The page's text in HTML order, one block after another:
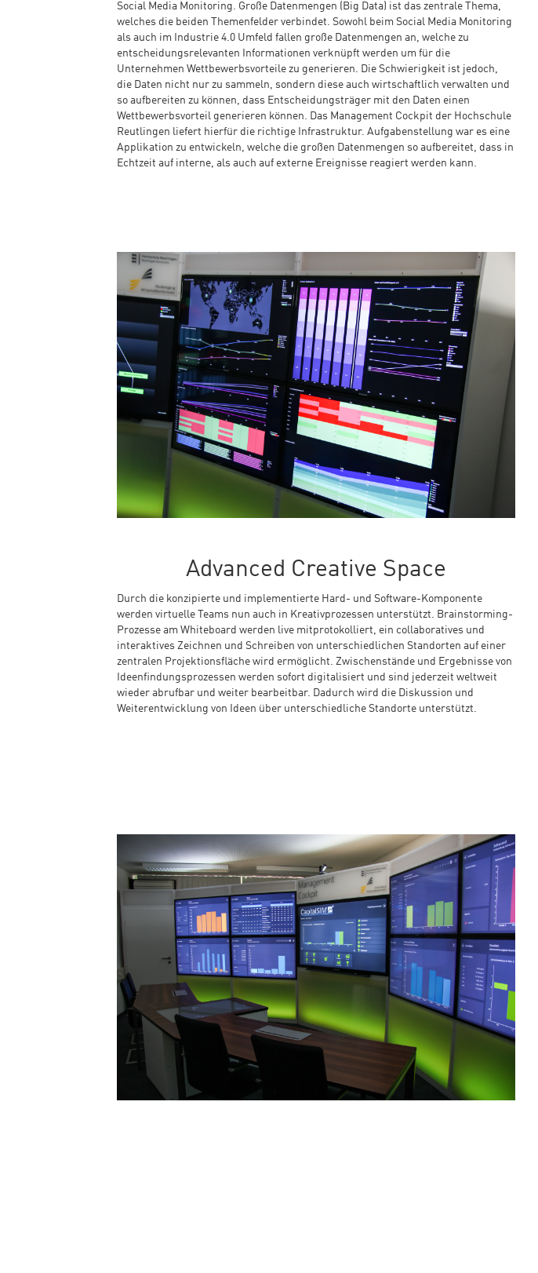
Social Media Monitoring. Große Datenmengen (Big Data) ist das zentrale Thema,
welches die beiden Themenfelder verbindet. Sowohl beim Social Media Monitoring
als auch im Industrie 4.0 Umfeld fallen große Datenmengen an, welche zu
entscheidungsrelevanten Informationen verknüpft werden um für die
Unternehmen Wettbewerbsvorteile zu generieren. Die Schwierigkeit ist jedoch,
die Daten nicht nur zu sammeln, sondern diese auch wirtschaftlich verwalten und
so aufbereiten zu können, dass Entscheidungsträger mit den Daten einen
Wettbewerbsvorteil generieren können. Das Management Cockpit der Hochschule
Reutlingen liefert hierfür die richtige Infrastruktur. Aufgabenstellung war es eine
Applikation zu entwickeln, welche die großen Datenmengen so aufbereitet, dass in
Echtzeit auf interne, als auch auf externe Ereignisse reagiert werden kann.
Advanced Creative Space
Durch die konzipierte und implementierte Hard- und Software-Komponente
werden virtuelle Teams nun auch in Kreativprozessen unterstützt. Brainstorming-
Prozesse am Whiteboard werden live mitprotokolliert, ein collaboratives und
interaktives Zeichnen und Schreiben von unterschiedlichen Standorten auf einer
zentralen Projektionsfläche wird ermöglicht. Zwischenstände und Ergebnisse von
Ideenfindungsprozessen werden sofort digitalisiert und sind jederzeit weltweit
wieder abrufbar und weiter bearbeitbar. Dadurch wird die Diskussion und
Weiterentwicklung von Ideen über unterschiedliche Standorte unterstützt.